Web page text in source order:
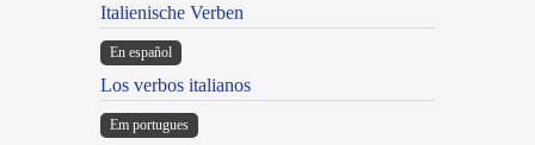
Italienische Verben
En español
Los verbos italianos
Em portugues